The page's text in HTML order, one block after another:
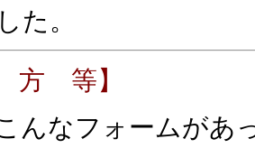
た。
方 等】
んなフォームがあ